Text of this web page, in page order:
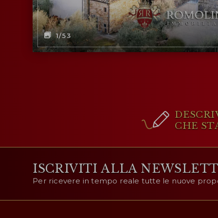
1/53
CHE
ISCRIVITI ALLA
Per ricevere in tempo reale tutte le nuove